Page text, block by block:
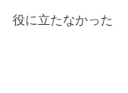
役に立たなかった